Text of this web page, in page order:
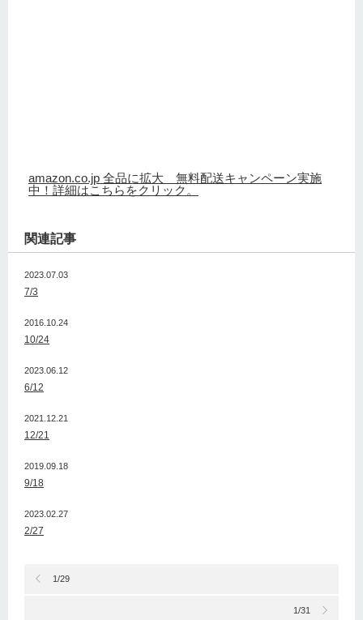
amazon.co.jp 全品に拡大 無料配送キャンペーン実施
中！詳細はこちらをクリック。
関連記事
2023.07.03
7/3
2016.10.24
10/24
2023.06.12
6/12
2021.12.21
12/21
2019.09.18
9/18
2023.02.27
2/27
1/29
1/31